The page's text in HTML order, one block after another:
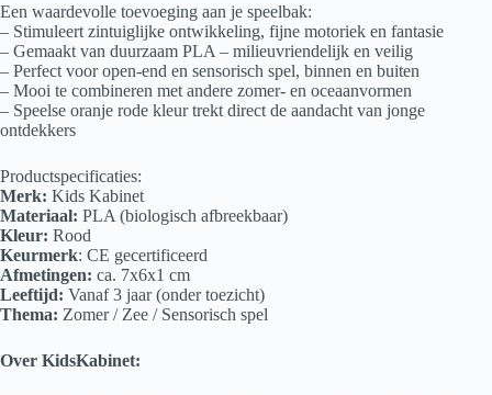
Een waardevolle toevoeging aan je speelbak:
– Stimuleert zintuiglijke ontwikkeling, fijne motoriek en fantasie
– Gemaakt van duurzaam PLA – milieuvriendelijk en veilig
– Perfect voor open-end en sensorisch spel, binnen en buiten
– Mooi te combineren met andere zomer- en oceaanvormen
– Speelse oranje rode kleur trekt direct de aandacht van jonge
ontdekkers
Productspecificaties:
Merk: Kids Kabinet
Materiaal: PLA (biologisch afbreekbaar)
Kleur: Rood
Keurmerk: CE gecertificeerd
Afmetingen: ca. 7x6x1 cm
Leeftijd: Vanaf 3 jaar (onder toezicht)
Thema: Zomer / Zee / Sensorisch spel
Over KidsKabinet: